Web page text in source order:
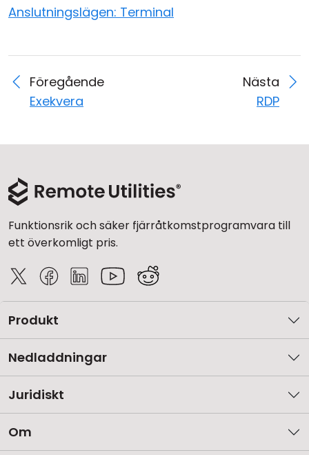
Anslutningslägen: Terminal
Föregående
Exekvera
Nästa
RDP
Funktionsrik och säker fjärråtkomstprogramvara till
ett överkomligt pris.
Produkt
Nedladdningar
Juridiskt
Om